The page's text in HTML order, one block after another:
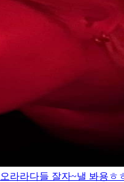
라라다들 잘자~낼 봐용ㅎ